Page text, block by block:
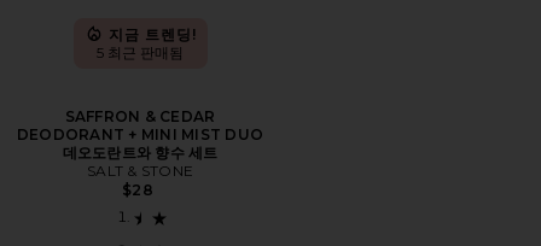
지금 트렌딩!
5 최근 판매됨
SAFFRON & CEDAR
DEODORANT + MINI MIST DUO
데오도란트와 향수 세트
SALT & STONE
$28